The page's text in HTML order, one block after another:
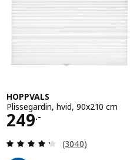
Anmeldelser i alt:
HOPPVALS
Plissegardin, hvid, 90x210 cm
249.-
Pris 249.-
Anmeld: 4.3 ud
(3040)